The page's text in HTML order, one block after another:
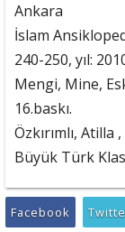
Ankara
İslam
240-250, yıl:
Mengi, Mine,
16.baskı.
Özkırımlı,
Büyük Türk
Facebook